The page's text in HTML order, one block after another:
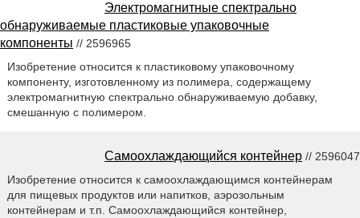
Электромагнитные спектрально
обнаруживаемые пластиковые упаковочные
компоненты // 2596965
Изобретение относится к пластиковому упаковочному
компоненту, изготовленному из полимера, содержащему
электромагнитную спектрально обнаруживаемую добавку,
смешанную с полимером.
Самоохлаждающийся контейнер // 2596047
Изобретение относится к самоохлаждающимся контейнерам
для пищевых продуктов или напитков, аэрозольным
контейнерам и т.п. Самоохлаждающийся контейнер,